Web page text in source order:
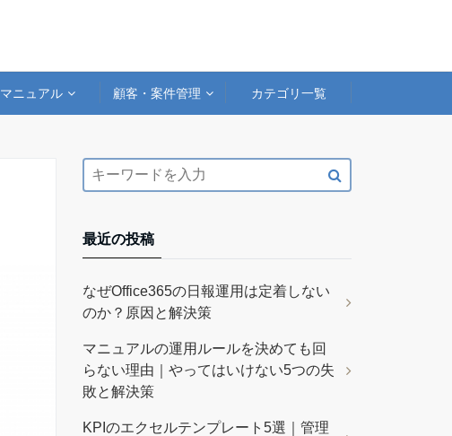
マニュアル 顧客・案件管理 カテゴリ一覧
最近の投稿
なぜOffice365の日報運用は定着しない
のか？原因と解決策
マニュアルの運用ルールを決めても回
らない理由｜やってはいけない5つの失
敗と解決策
KPIのエクセルテンプレート5選｜管理